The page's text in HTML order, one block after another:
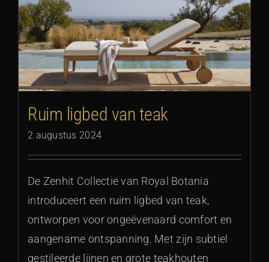
Ruim ligbed van teak
2 augustus 2024
De Zenhit Collectie van Royal Botania
introduceert een ruim ligbed van teak,
ontworpen voor ongeëvenaard comfort en
aangename ontspanning. Met zijn subtiel
gestileerde lijnen en grote teakhouten